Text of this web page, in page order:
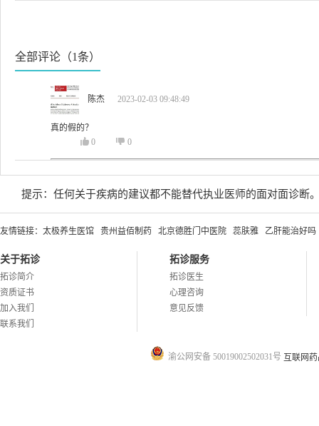
全部评论（1条）
陈杰 2023-02-03 09:48:49
真的假的？
0
0
提示：任何关于疾病的建议都不能替代执业医师的面对面诊断
友情链接： 太极养生医馆 贵州益佰制药 北京德胜门中医院 蕊肤雅 乙肝能治好吗
关于拓诊
拓诊简介
资质证书
加入我们
联系我们
拓诊服务
拓诊医生
心理咨询
意见反馈
渝公网安备 50019002502031号 互联网